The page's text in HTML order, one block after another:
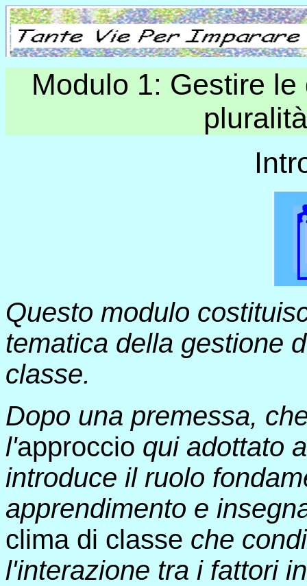
Modulo 1: Gestire
Questo modulo
tematica della gestione
classe.
Dopo una premessa,
l'approccio qui adottato
introduce il ruolo
apprendimento e
clima di classe che
l'interazione tra i fattori